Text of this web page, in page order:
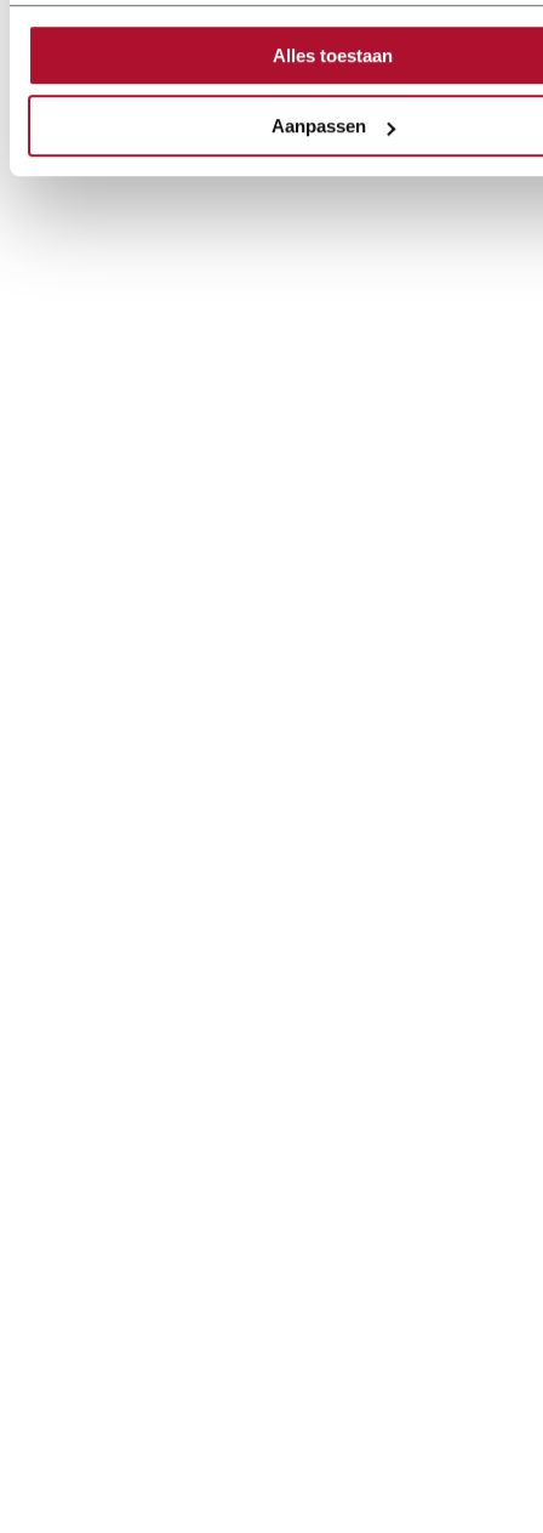
Alles toestaan
Aanpassen
Optionen
Verschiedene Rollen und Anbauteile verfügbar
Een op maat gemaakte machine?Eine Nachricht senden